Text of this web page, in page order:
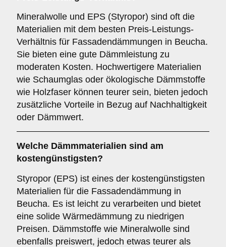
Mineralwolle und EPS (Styropor) sind oft die
Materialien mit dem besten Preis-Leistungs-
Verhältnis für Fassadendämmungen in Beucha.
Sie bieten eine gute Dämmleistung zu
moderaten Kosten. Hochwertigere Materialien
wie Schaumglas oder ökologische Dämmstoffe
wie Holzfaser können teurer sein, bieten jedoch
zusätzliche Vorteile in Bezug auf Nachhaltigkeit
oder Dämmwert.
Welche Dämmmaterialien sind am
kostengünstigsten?
Styropor (EPS) ist eines der kostengünstigsten
Materialien für die Fassadendämmung in
Beucha. Es ist leicht zu verarbeiten und bietet
eine solide Wärmedämmung zu niedrigen
Preisen. Dämmstoffe wie Mineralwolle sind
ebenfalls preiswert, jedoch etwas teurer als